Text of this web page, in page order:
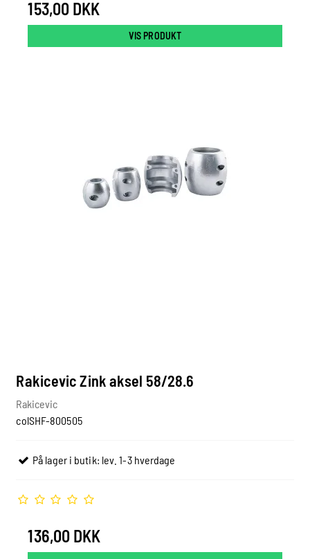
153,00 DKK
VIS PRODUKT
Rakicevic Zink aksel 58/28.6
Rakicevic
colSHF-800505
På lager i butik: lev. 1-3 hverdage
136,00 DKK